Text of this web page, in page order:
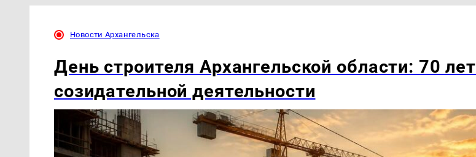
Новости Архангельска
День строителя Архангельской области: 70 лет
созидательной деятельности